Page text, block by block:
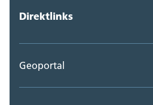
Direktlinks
Geoportal